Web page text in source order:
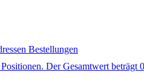
Bestellungen
Der Gesamtwert beträgt